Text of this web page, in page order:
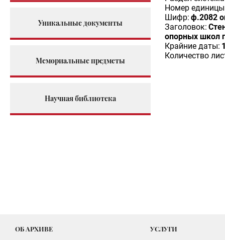
Уникальные документы
Мемориальные предметы
Научная библиотека
Номер единицы
Шифр: ф.2082
Заголовок:
опорных школ
Крайние даты:
Количество
ОБ АРХИВЕ УСЛУГИ